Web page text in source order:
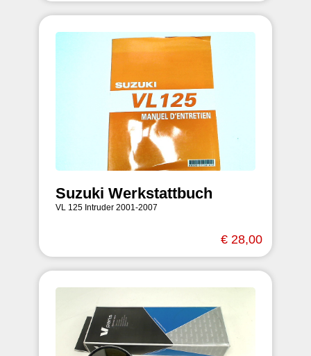
Suzuki Werkstattbuch
VL 125 Intruder 2001-2007
€ 28,00